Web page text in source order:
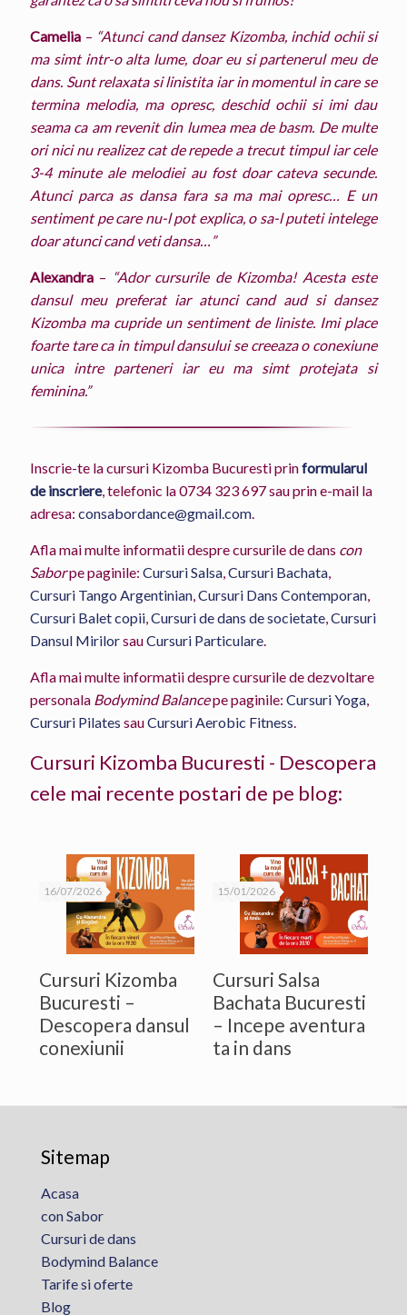
Camelia – “Atunci cand dansez Kizomba, inchid ochii si
ma simt intr-o alta lume, doar eu si partenerul meu de
dans. Sunt relaxata si linistita iar in momentul in care se
termina melodia, ma opresc, deschid ochii si imi dau
seama ca am revenit din lumea mea de basm. De multe
ori nici nu realizez cat de repede a trecut timpul iar cele
3-4 minute ale melodiei au fost doar cateva secunde.
Atunci parca as dansa fara sa ma mai opresc… E un
sentiment pe care nu-l pot explica, o sa-l puteti intelege
doar atunci cand veti dansa…”
Alexandra – “Ador cursurile de Kizomba! Acesta este
dansul meu preferat iar atunci cand aud si dansez
Kizomba ma cupride un sentiment de liniste. Imi place
foarte tare ca in timpul dansului se creeaza o conexiune
unica intre parteneri iar eu ma simt protejata si
feminina.”
Inscrie-te la cursuri Kizomba Bucuresti prinformularul
de inscriere, telefonic la0734 323 697sau prin e-mail la
adresa: consabordance@gmail.com.
Afla mai multe informatii despre cursurile de dans con
Saborpe paginile: Cursuri Salsa,Cursuri Bachata,
Cursuri Tango Argentinian,Cursuri Dans Contemporan,
Cursuri Balet copii,Cursuri de dans de societate,Cursuri
Dansul MirilorsauCursuri Particulare.
Afla mai multe informatii despre cursurile de dezvoltare
personala Bodymind Balancepe paginile: Cursuri Yoga,
Cursuri Pilates sauCursuri Aerobic Fitness.
Cursuri Kizomba Bucuresti - Descopera
cele mai recente postari de pe blog:
16/07/2026
Cursuri Kizomba
Bucuresti –
Descopera dansul
conexiunii
15/01/2026
Cursuri Salsa
Bachata Bucuresti
– Incepe aventura
ta in dans
Sitemap
Acasa
con Sabor
Cursuri de dans
Bodymind Balance
Tarife si oferte
Blog